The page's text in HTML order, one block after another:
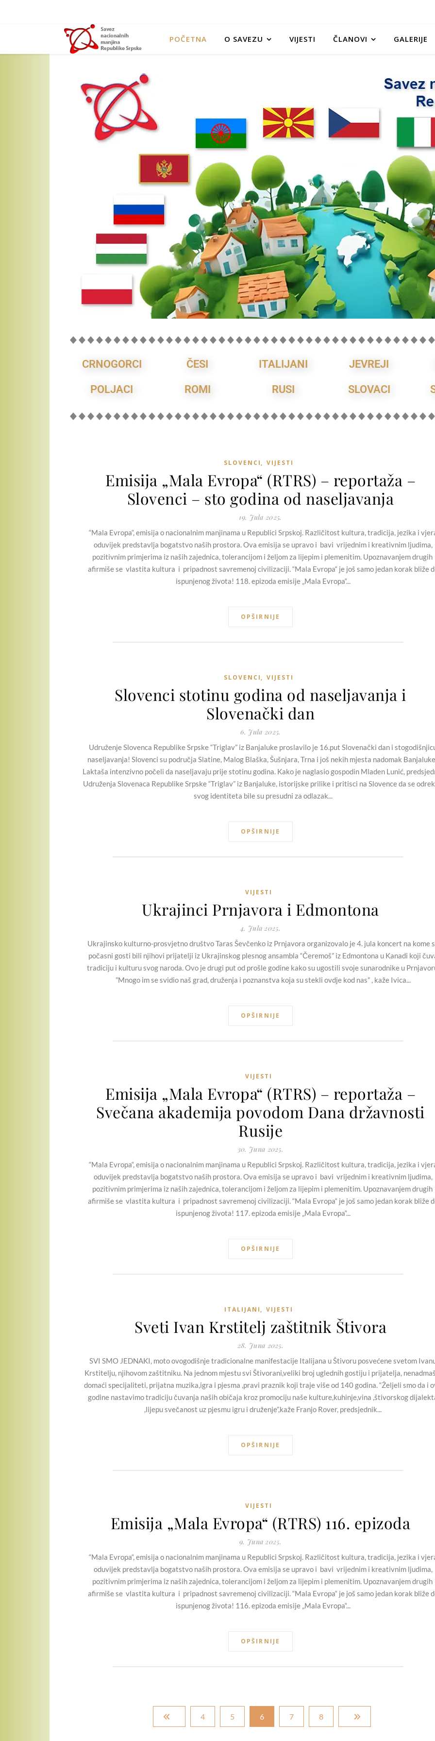
POČETNA O SAVEZU VIJESTI ČLANOVI GALERIJE
CRNOGORCI ČESI ITALIJANI JEVREJI
POLJACI ROMI RUSI SLOVACI
SLOVENCI, VIJESTI
Emisija „Mala Evropa“ (RTRS) – reportaža –
Slovenci – sto godina od naseljavanja
19. Jula 2025.
“Mala Evropa“, emisija o nacionalnim manjinama u Republici Srpskoj. Različitost kultura, tradicija, jezika i
oduvijek predstavlja bogatstvo naših prostora. Ova emisija se upravo i bavi vrijednim i kreativnim ljudima,
pozitivnim primjerima iz naših zajednica, tolerancijom i željom za lijepim i plemenitim. Upoznavanjem drugih
afirmiše se vlastita kultura i pripadnost savremenoj civilizaciji. “Mala Evropa“ je još samo jedan korak bliže
ispunjenog života! 118. epizoda emisije „Mala Evropa“...
OPŠIRNIJE
SLOVENCI, VIJESTI
Slovenci stotinu godina od naseljavanja i
Slovenački dan
6. Jula 2025.
Udruženje Slovenca Republike Srpske “Triglav” iz Banjaluke proslavilo je 16.put Slovenački dan i
naseljavanja! Slovenci su područja Slatine, Malog Blaška, Šušnjara, Trna i još nekih mjesta nadomak
Laktaša intenzivno počeli da naseljavaju prije stotinu godina. Kako je naglasio gospodin Mladen Lunić,
Udruženja Slovenaca Republike Srpske “Triglav” iz Banjaluke, istorijske prilike i pritisci na Slovence da se
svog identiteta bile su presudni za odlazak...
OPŠIRNIJE
VIJESTI
Ukrajinci Prnjavora i Edmontona
4. Jula 2025.
Ukrajinsko kulturno-prosvjetno društvo Taras Ševčenko iz Prnjavora organizovalo je 4. jula koncert na kome
počasni gosti bili njihovi prijatelji iz Ukrajinskog plesnog ansambla “Čeremoš” iz Edmontona u Kanadi koji
tradiciju i kulturu svog naroda. Ovo je drugi put od prošle godine kako su ugostili svoje sunarodnike u
”Mnogo im se svidio naš grad, druženja i poznanstva koja su stekli ovdje kod nas” , kaže Ivica...
OPŠIRNIJE
VIJESTI
Emisija „Mala Evropa“ (RTRS) – reportaža –
Svečana akademija povodom Dana državnosti
Rusije
30. Juna 2025.
“Mala Evropa“, emisija o nacionalnim manjinama u Republici Srpskoj. Različitost kultura, tradicija, jezika i
oduvijek predstavlja bogatstvo naših prostora. Ova emisija se upravo i bavi vrijednim i kreativnim ljudima,
pozitivnim primjerima iz naših zajednica, tolerancijom i željom za lijepim i plemenitim. Upoznavanjem drugih
afirmiše se vlastita kultura i pripadnost savremenoj civilizaciji. “Mala Evropa“ je još samo jedan korak bliže
ispunjenog života! 117. epizoda emisije „Mala Evropa“...
OPŠIRNIJE
ITALIJANI, VIJESTI
Sveti Ivan Krstitelj zaštitnik Štivora
28. Juna 2025.
SVI SMO JEDNAKI, moto ovogodišnje tradicionalne manifestacije Italijana u Štivoru posvećene svetom
Krstitelju, njihovom zaštitniku. Na jednom mjestu svi Štivorani,veliki broj uglednih gostiju i prijatelja,
domaći specijaliteti, prijatna muzika,igra i pjesma ,pravi praznik koji traje više od 140 godina. “Željeli smo da i
godine nastavimo tradiciju čuvanja naših običaja kroz promociju naše kulture,kuhinje,vina ,štivorskog
,lijepu svečanost uz pjesmu igru i druženje”,kaže Franjo Rover, predsjednik...
OPŠIRNIJE
VIJESTI
Emisija „Mala Evropa“ (RTRS) 116. epizoda
9. Juna 2025.
“Mala Evropa“, emisija o nacionalnim manjinama u Republici Srpskoj. Različitost kultura, tradicija, jezika i
oduvijek predstavlja bogatstvo naših prostora. Ova emisija se upravo i bavi vrijednim i kreativnim ljudima,
pozitivnim primjerima iz naših zajednica, tolerancijom i željom za lijepim i plemenitim. Upoznavanjem drugih
afirmiše se vlastita kultura i pripadnost savremenoj civilizaciji. “Mala Evropa“ je još samo jedan korak bliže
ispunjenog života! 116. epizoda emisije „Mala Evropa“...
OPŠIRNIJE
4 5 6 7 8